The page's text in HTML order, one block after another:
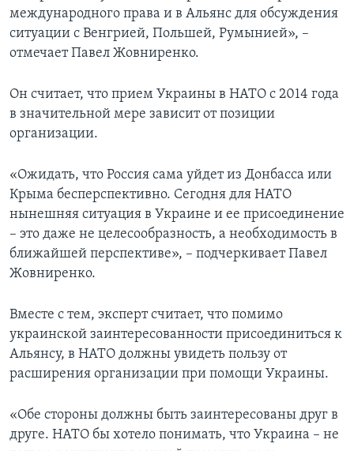
международного права и в Альянс для обсуждения
ситуации с Венгрией, Польшей, Румынией», –
отмечает Павел Жовниренко.
Он считает, что прием Украины в НАТО с 2014 года
в значительной мере зависит от позиции
организации.
«Ожидать, что Россия сама уйдет из Донбасса или
Крыма бесперспективно. Сегодня для НАТО
нынешняя ситуация в Украине и ее присоединение
– это даже не целесообразность, а необходимость в
ближайшей перспективе», – подчеркивает Павел
Жовниренко.
Вместе с тем, эксперт считает, что помимо
украинской заинтересованности присоединиться к
Альянсу, в НАТО должны увидеть пользу от
расширения организации при помощи Украины.
«Обе стороны должны быть заинтересованы друг в
друге. НАТО бы хотело понимать, что Украина – не